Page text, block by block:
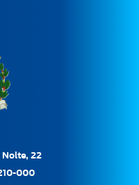
Nolte, 22
000